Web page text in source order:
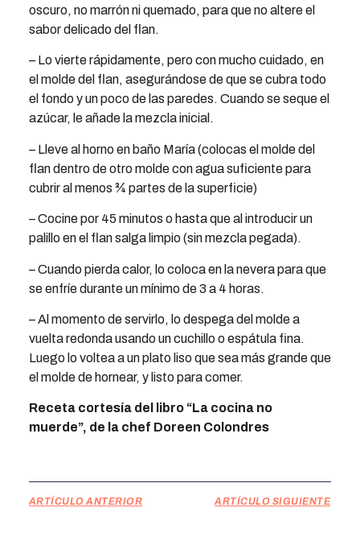
oscuro, no marrón ni quemado, para que no altere el
sabor delicado del flan.
– Lo vierte rápidamente, pero con mucho cuidado, en
el molde del flan, asegurándose de que se cubra todo
el fondo y un poco de las paredes. Cuando se seque el
azúcar, le añade la mezcla inicial.
– Lleve al horno en baño María (colocas el molde del
flan dentro de otro molde con agua suficiente para
cubrir al menos ¾ partes de la superficie)
– Cocine por 45 minutos o hasta que al introducir un
palillo en el flan salga limpio (sin mezcla pegada).
– Cuando pierda calor, lo coloca en la nevera para que
se enfríe durante un mínimo de 3 a 4 horas.
– Al momento de servirlo, lo despega del molde a
vuelta redonda usando un cuchillo o espátula fina.
Luego lo voltea a un plato liso que sea más grande que
el molde de hornear, y listo para comer.
Receta cortesía del libro “La cocina no
muerde”, de la chef Doreen Colondres
ARTÍCULO ANTERIOR ARTÍCULO SIGUIENTE